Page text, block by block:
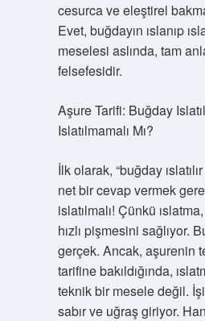
cesurca ve eleştirel
Evet, buğdayın ıslanıp
meselesi aslında, tam
felsefesidir.
Aşure Tarifi: Buğday
Islatılmamalı Mı?
İlk olarak, “buğday
net bir cevap vermek
islatılmalı! Çünkü
hızlı pişmesini sağlıyor.
gerçek. Ancak, aşurenin
tarifine bakıldığında,
teknik bir mesele değil.
sabır ve uğraş giriyor.